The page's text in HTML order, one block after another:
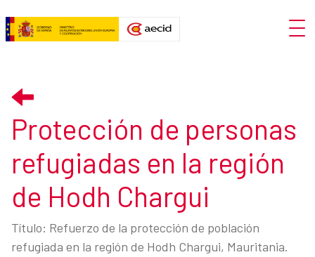
Protección de personas
refugiadas en la región
de Hodh Chargui
Título: Refuerzo de la protección de población
refugiada en la región de Hodh Chargui, Mauritania.